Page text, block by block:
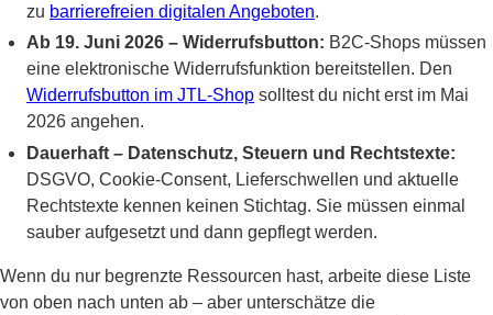
zu barrierefreien digitalen Angeboten.
Ab 19. Juni 2026 – Widerrufsbutton: B2C-Shops müssen
eine elektronische Widerrufsfunktion bereitstellen. Den
Widerrufsbutton im JTL-Shop solltest du nicht erst im Mai
2026 angehen.
Dauerhaft – Datenschutz, Steuern und Rechtstexte:
DSGVO, Cookie-Consent, Lieferschwellen und aktuelle
Rechtstexte kennen keinen Stichtag. Sie müssen einmal
sauber aufgesetzt und dann gepflegt werden.
Wenn du nur begrenzte Ressourcen hast, arbeite diese Liste
von oben nach unten ab – aber unterschätze die